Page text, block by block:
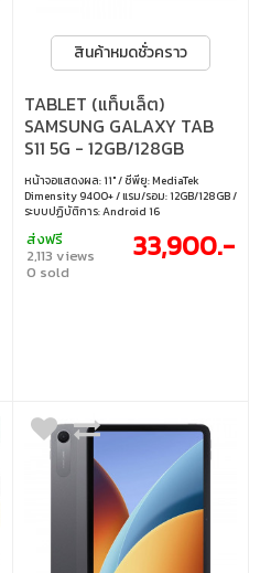
สินค้าหมดชั่วคราว
TABLET (แท็บเล็ต)
SAMSUNG GALAXY TAB
S11 5G - 12GB/128GB
SILVER
หน้าจอแสดงผล: 11" / ซีพียู: MediaTek
Dimensity 9400+ / แรม/รอม: 12GB/128GB /
ระบบปฏิบัติการ: Android 16
ส่งฟรี
2,113 views
0 sold
33,900.-